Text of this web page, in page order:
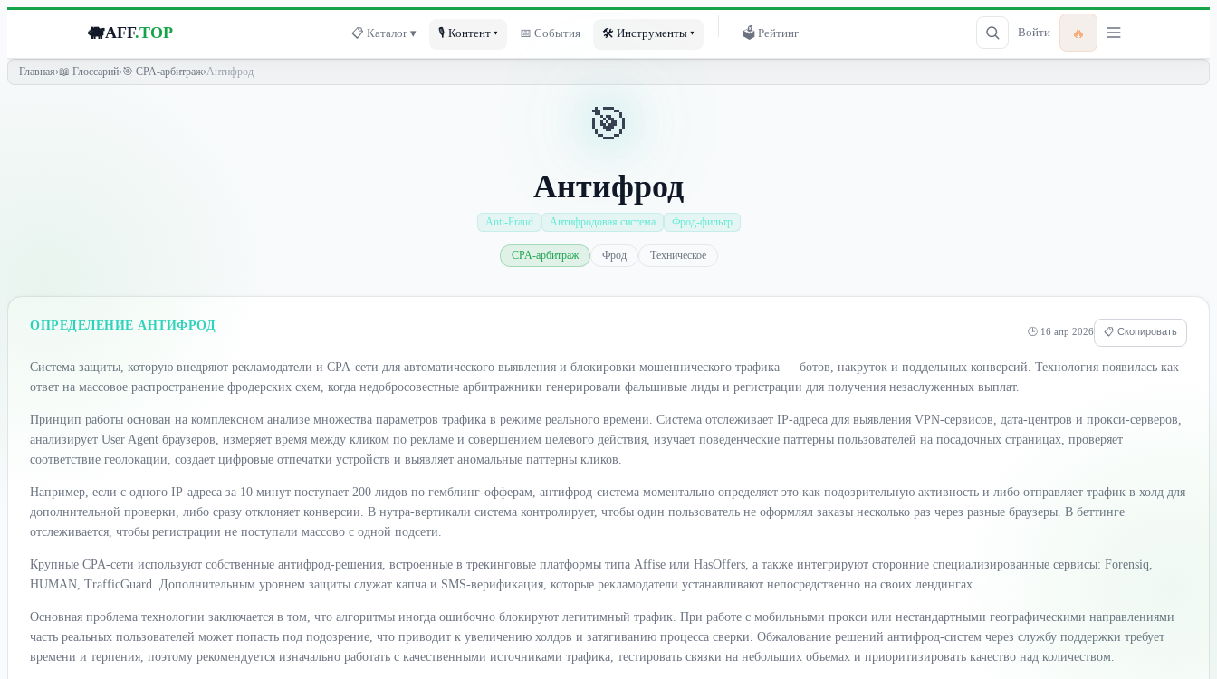
🐗AFF.TOP 📋 Каталог ▾ 🎙 Контент ▾ 📅 События 🛠 Инструменты ▾ 🗳 Рейтинг Войти 🔥
Главная›📖 Глоссарий›🎯 CPA-арбитраж›Антифрод
🎯
Антифрод
Anti-Fraud Антифродовая система Фрод-фильтр
CPA-арбитраж Фрод Техническое
ОПРЕДЕЛЕНИЕ АНТИФРОД 🕒 16 апр 2026 📋 Скопировать
Система защиты, которую внедряют рекламодатели и CPA-сети для автоматического выявления и блокировки мошеннического трафика — ботов, накруток и поддельных конверсий. Технология появилась как
ответ на массовое распространение фродерских схем, когда недобросовестные арбитражники генерировали фальшивые лиды и регистрации для получения незаслуженных выплат.
Принцип работы основан на комплексном анализе множества параметров трафика в режиме реального времени. Система отслеживает IP-адреса для выявления VPN-сервисов, дата-центров и прокси-серверов,
анализирует User Agent браузеров, измеряет время между кликом по рекламе и совершением целевого действия, изучает поведенческие паттерны пользователей на посадочных страницах, проверяет
соответствие геолокации, создает цифровые отпечатки устройств и выявляет аномальные паттерны кликов.
Например, если с одного IP-адреса за 10 минут поступает 200 лидов по гемблинг-офферам, антифрод-система моментально определяет это как подозрительную активность и либо отправляет трафик в холд для
дополнительной проверки, либо сразу отклоняет конверсии. В нутра-вертикали система контролирует, чтобы один пользователь не оформлял заказы несколько раз через разные браузеры. В беттинге
отслеживается, чтобы регистрации не поступали массово с одной подсети.
Крупные CPA-сети используют собственные антифрод-решения, встроенные в трекинговые платформы типа Affise или HasOffers, а также интегрируют сторонние специализированные сервисы: Forensiq,
HUMAN, TrafficGuard. Дополнительным уровнем защиты служат капча и SMS-верификация, которые рекламодатели устанавливают непосредственно на своих лендингах.
Основная проблема технологии заключается в том, что алгоритмы иногда ошибочно блокируют легитимный трафик. При работе с мобильными прокси или нестандартными географическими направлениями
часть реальных пользователей может попасть под подозрение, что приводит к увеличению холдов и затягиванию процесса сверки. Обжалование решений антифрод-систем через службу поддержки требует
времени и терпения, поэтому рекомендуется изначально работать с качественными источниками трафика, тестировать связки на небольших объемах и приоритизировать качество над количеством.